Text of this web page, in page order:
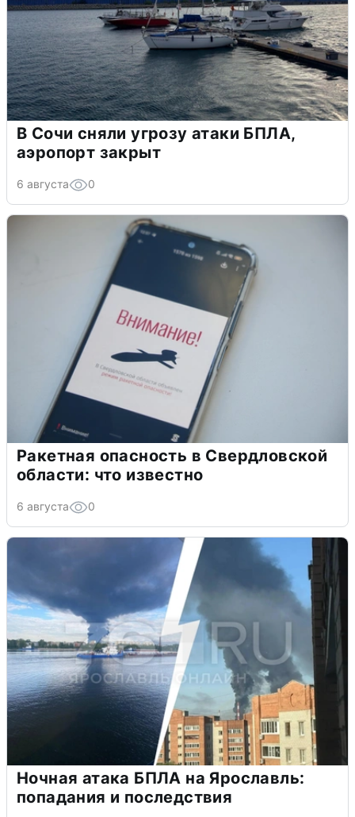
В Сочи сняли угрозу атаки БПЛА,
аэропорт закрыт
6 августа 0
Ракетная опасность в Свердловской
области: что известно
6 августа 0
Ночная атака БПЛА на Ярославль:
попадания и последствия